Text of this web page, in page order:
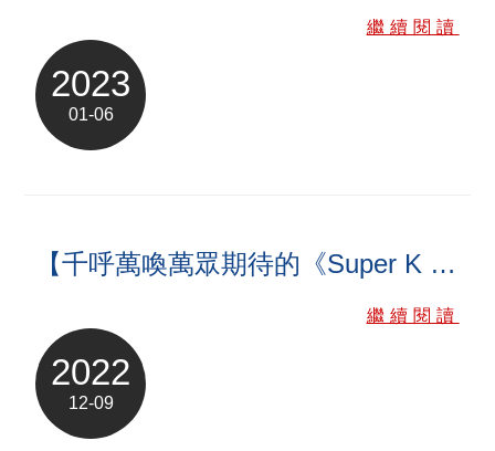
繼續閱讀
2023
01-06
【千呼萬喚萬眾期待的《Super K 》RTP 載盤】
繼續閱讀
2022
12-09